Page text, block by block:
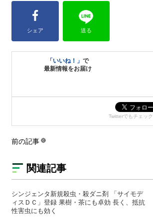
シェア 送る
「いいね！」で
最新情報をお届け
Twitterでもチェック
前の記事
関連記事
シンジェンタ新規殺虫・殺ダニ剤 「サイモデ
ィスＤＣ」登録 果樹・茶にも卓効 長く、抵抗
性害虫にも効く